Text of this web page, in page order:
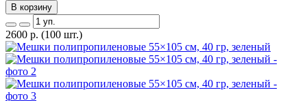
В корзину
2600 р. (100 шт.)